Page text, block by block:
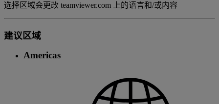
选择区域会更改 teamviewer.com 上的语言和/或内容
建议区域
Americas